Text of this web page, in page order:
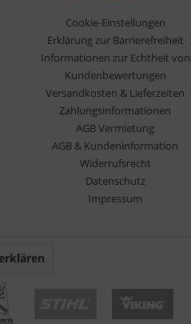
Cookie-Einstellungen
Erklärung zur Barrierefreiheit
Informationen zur Echtheit von
Kundenbewertungen
Versandkosten & Lieferzeiten
Zahlungsinformationen
AGB Vermietung
AGB & Kundeninformation
Widerrufsrecht
Datenschutz
Impressum